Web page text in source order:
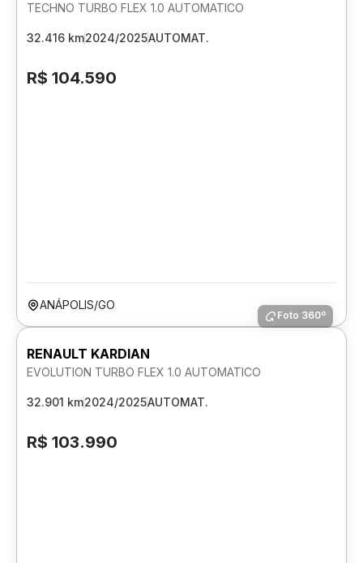
TECHNO TURBO FLEX 1.0 AUTOMATICO
32.416 km2024/2025AUTOMAT.
R$ 104.590
ANÁPOLIS/GO
Foto 360º
RENAULT KARDIAN
EVOLUTION TURBO FLEX 1.0 AUTOMATICO
32.901 km2024/2025AUTOMAT.
R$ 103.990